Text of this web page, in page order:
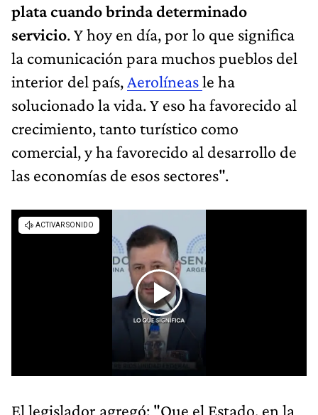
plata cuando brinda determinado
servicio. Y hoy en día, por lo que significa
la comunicación para muchos pueblos del
interior del país, Aerolíneasle ha
solucionado la vida. Y eso ha favorecido al
crecimiento, tanto turístico como
comercial, y ha favorecido al desarrollo de
las economías de esos sectores".
El legislador agregó: "Que el Estado, en la